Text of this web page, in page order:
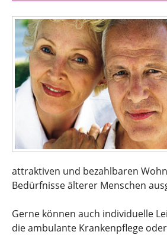
attraktiven und bezahlbaren
Bedürfnisse älterer Menschen
Gerne können auch individuelle
die ambulante Krankenpflege